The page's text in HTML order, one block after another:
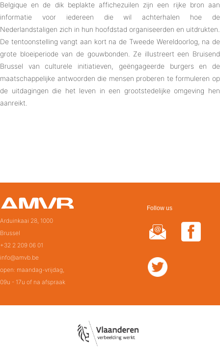
Belgique en de dik beplakte affichezuilen zijn een rijke bron aan
informatie voor iedereen die wil achterhalen hoe de
Nederlandstaligen zich in hun hoofdstad organiseerden en uitdrukten.
De tentoonstelling vangt aan kort na de Tweede Wereldoorlog, na de
grote bloeiperiode van de gouwbonden. Ze illustreert een Bruisend
Brussel van culturele initiatieven, geëngageerde burgers en de
maatschappelijke antwoorden die mensen proberen te formuleren op
de uitdagingen die het leven in een grootstedelijke omgeving hen
aanreikt.
Arduinkaai 28, 1000
Brussel
+32 2 209 06 01
info@amvb.be
open: maandag-vrijdag,
09u - 17u of na afspraak
Follow us